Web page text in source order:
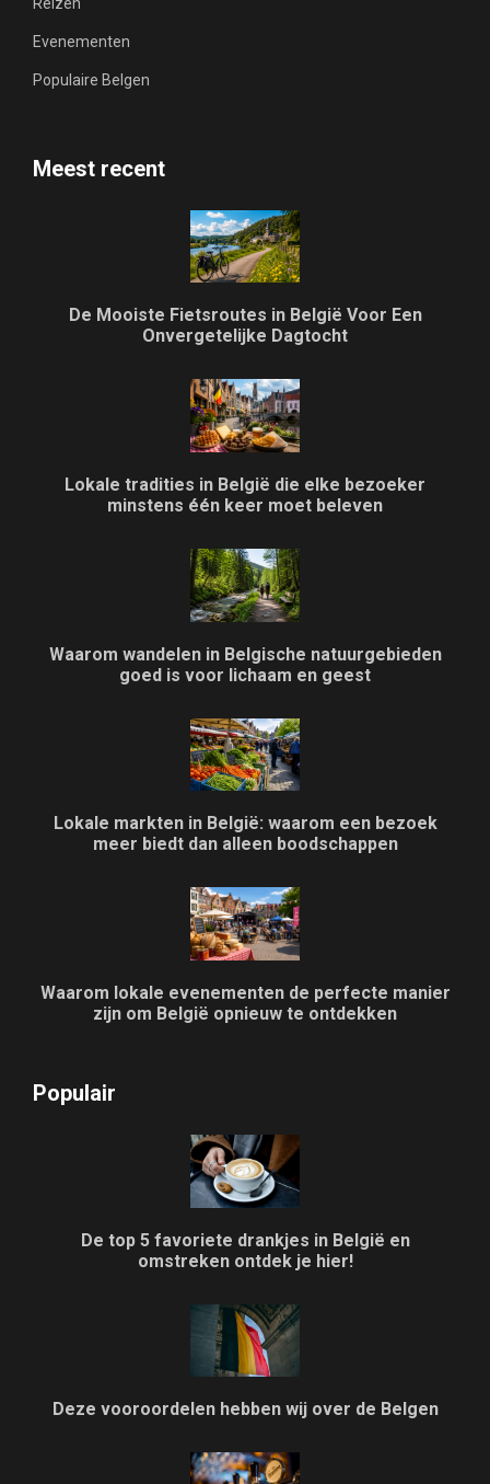
Evenementen
Populaire Belgen
Meest recent
De Mooiste Fietsroutes in België Voor Een
Onvergetelijke Dagtocht
Lokale tradities in België die elke bezoeker
minstens één keer moet beleven
Waarom wandelen in Belgische natuurgebieden
goed is voor lichaam en geest
Lokale markten in België: waarom een bezoek
meer biedt dan alleen boodschappen
Waarom lokale evenementen de perfecte manier
zijn om België opnieuw te ontdekken
Populair
De top 5 favoriete drankjes in België en
omstreken ontdek je hier!
Deze vooroordelen hebben wij over de Belgen